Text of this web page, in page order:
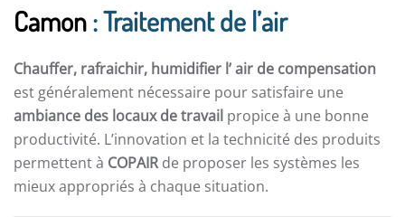
Camon: Traitement de l’air
Chauffer, rafraichir, humidifier l’ air de compensation
est généralement nécessaire pour satisfaire une
ambiance des locaux de travail propice à une bonne
productivité. L’innovation et la technicité des produits
permettent à COPAIRde proposer les systèmes les
mieux appropriés à chaque situation.